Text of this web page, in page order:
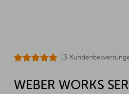
(3
WEBER WORKS